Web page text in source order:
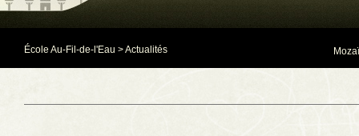
École Au-Fil-de-l'Eau >Actualités